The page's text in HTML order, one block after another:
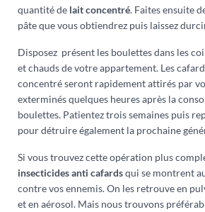
quantité de lait concentré. Faites ensuite
pâte que vous obtiendrez puis laissez
Disposez présent les boulettes dans les
et chauds de votre appartement. Les
concentré seront rapidement attirés par
exterminés quelques heures après la
boulettes. Patientez trois semaines puis
pour détruire également la prochaine
Si vous trouvez cette opération plus
insecticides anti cafardsqui se montrent
contre vos ennemis. On les retrouve en
et en aérosol. Mais nous trouvons